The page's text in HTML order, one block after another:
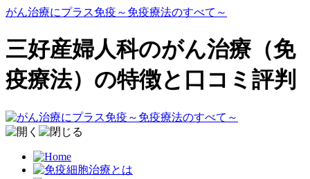
がん治療にプラス免疫～免疫療法のすべて～
三好産婦人科のがん治療（免
疫療法）の特徴と口コミ評判